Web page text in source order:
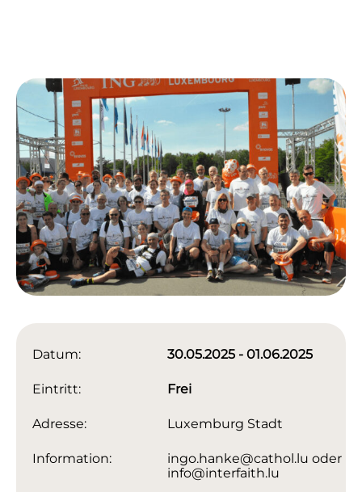
Datum: 30.05.2025 - 01.06.2025
Eintritt: Frei
Adresse: Luxemburg Stadt
Information:
ingo.hanke@cathol.lu oder
info@interfaith.lu